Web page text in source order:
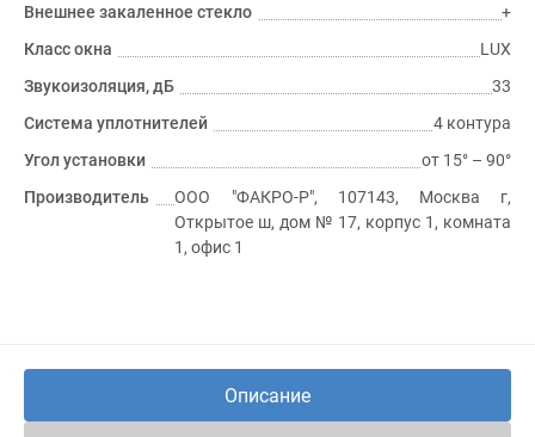
Внешнее закаленное стекло
+
Класс окна
LUX
Звукоизоляция, дБ
33
Система уплотнителей
4 контура
Угол установки
от 15° – 90°
Производитель
ООО "ФАКРО-Р", 107143, Москва г,
Открытое ш, дом № 17, корпус 1, комната
1, офис 1
Описание